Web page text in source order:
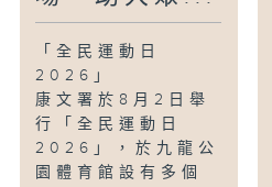
「全民運動日
2026」
康文署於8月2日舉
行「全民運動日
2026」，於九龍公
園體育館設有多個